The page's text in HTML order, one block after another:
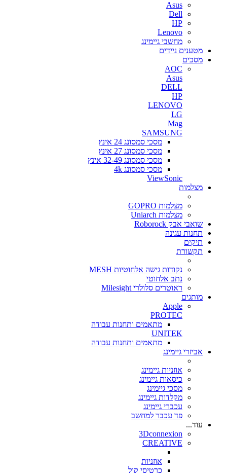
Asus
Dell
HP
Lenovo
מחשבי גיימינג
מטענים ניידים
מסכים
AOC
Asus
DELL
HP
LENOVO
LG
Mag
SAMSUNG
מסכי סמסונג 24 אינץ
מסכי סמסונג 27 אינץ
מסכי סמסונג 32-49 אינץ
מסכי סמסונג 4k
ViewSonic
מצלמות
מצלמות GOPRO
מצלמות Uniarch
שואבי אבק Roborock
תחנות עגינה
תיקים
תקשורת
נקודות גישה אלחוטיות MESH
נתב אלחוטי
ראוטרים סלולרי Milesight
מותגים
Apple
PROTEC
מתאמים ותחנות עבודה
UNITEK
מתאמים ותחנות עבודה
אביזרי גיימינג
אוזניות גיימינג
כיסאות גיימינג
מסכי גיימינג
מקלדות גיימינג
עכברי גיימינג
פד עכבר למחשב
עוד...
3Dconnexion
CREATIVE
אוזניות
כרטיסי קול